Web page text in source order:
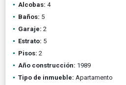
Alcobas: 4
Baños: 5
Garaje: 2
Estrato: 5
Pisos: 2
Año construcción: 1989
Tipo de inmueble: Apartamento